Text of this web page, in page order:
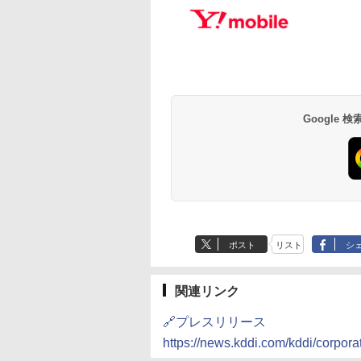
Google 検
ポスト リスト シ
関連リンク
🔗プレスリリース
https://news.kddi.com/kddi/